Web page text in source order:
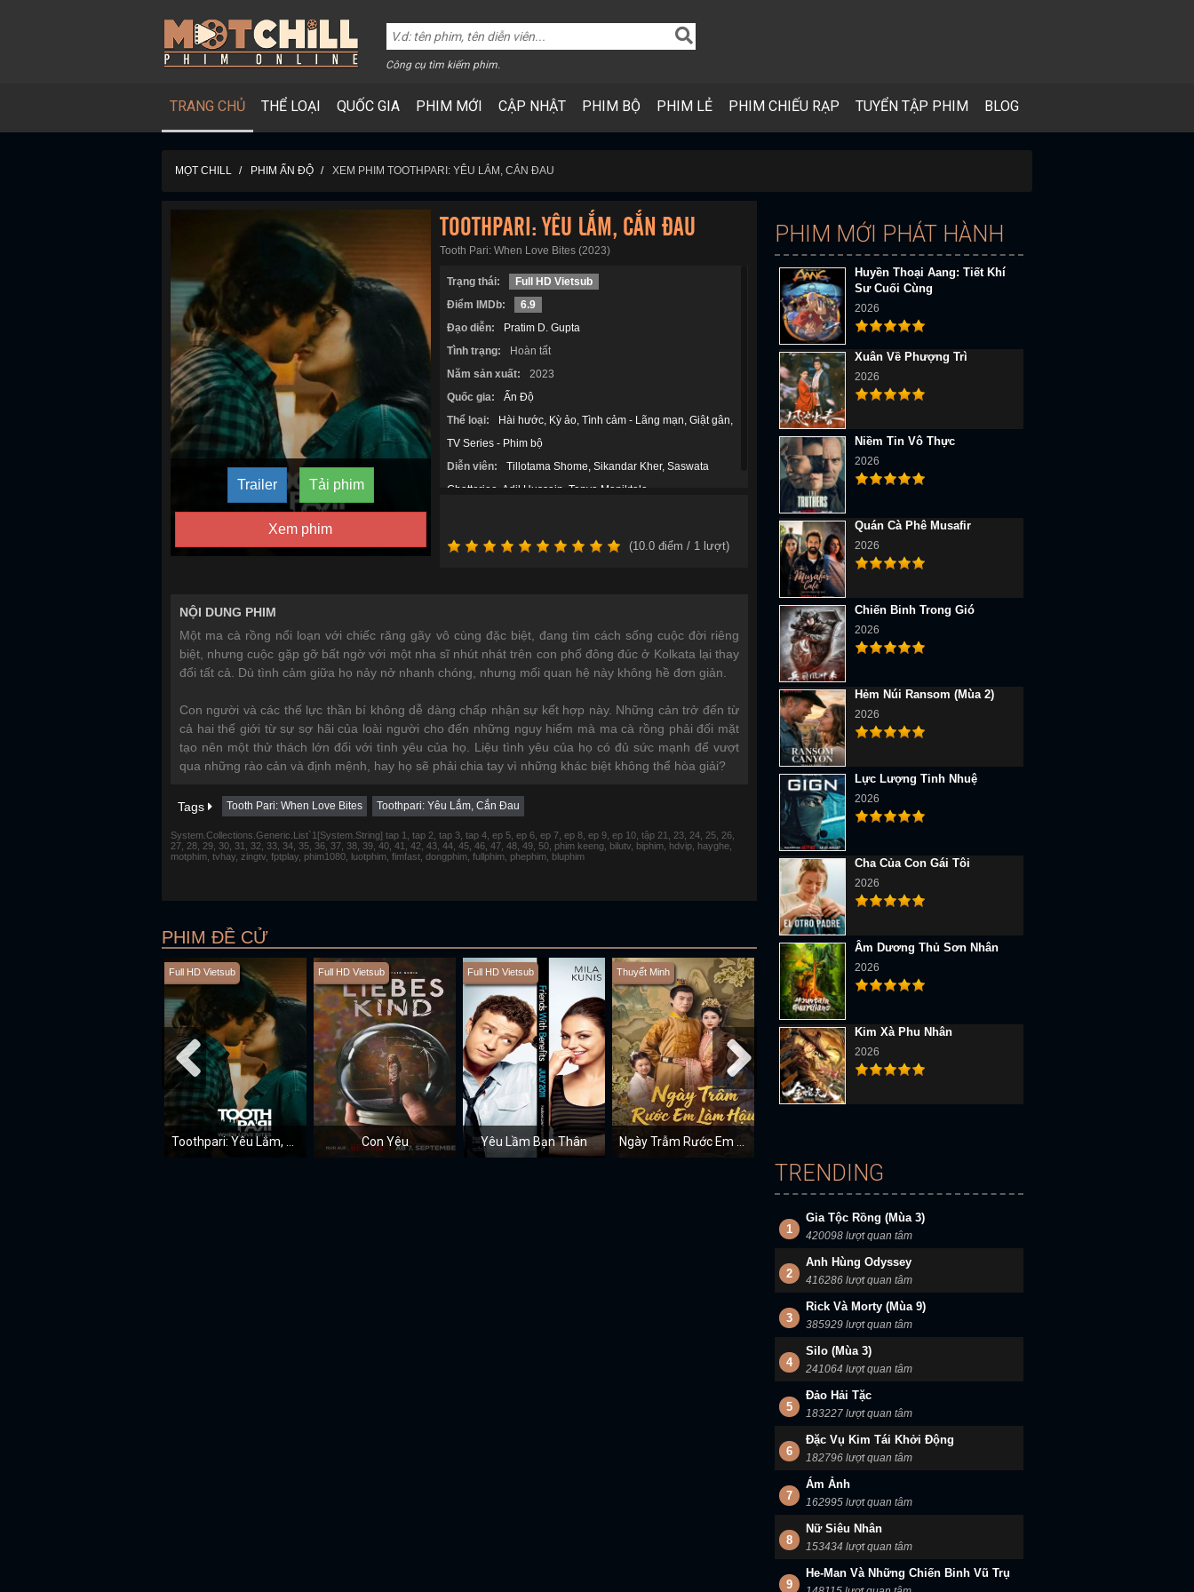
Công cụ tìm kiếm phim.
TRANG CHỦ THỂ LOẠI QUỐC GIA PHIM MỚI CẬP NHẬT PHIM BỘ PHIM LẺ PHIM CHIẾU RẠP TUYỂN TẬP PHIM BLOG
MỌT CHILL PHIM ẤN ĐỘ XEM PHIM TOOTHPARI: YÊU LẮM, CẮN ĐAU
Trailer Tải phim
Xem phim
TOOTHPARI: YÊU LẮM, CẮN ĐAU
Tooth Pari: When Love Bites (2023)
Trạng thái:
Full HD Vietsub
Điểm IMDb:
6.9
Đạo diễn:
Pratim D. Gupta
Tình trạng:
Hoàn tất
Năm sản xuất:
2023
Quốc gia:
Ấn Độ
Thể loại:
Hài hước Kỳ ảo Tình cảm - Lãng mạn Giật gân
TV Series - Phim bộ
Diễn viên:
Tillotama Shome Sikandar Kher Saswata
Chatterjee Adil Hussain Tanya Maniktala
(10.0điểm / 1lượt)
NỘI DUNG PHIM
Một ma cà rồng nổi loạn với chiếc răng gãy vô cùng đặc biệt, đang tìm cách sống cuộc đời riêng
biệt, nhưng cuộc gặp gỡ bất ngờ với một nha sĩ nhút nhát trên con phố đông đúc ở Kolkata lại thay
đổi tất cả. Dù tình cảm giữa họ nảy nở nhanh chóng, nhưng mối quan hệ này không hề đơn giản.
Con người và các thế lực thần bí không dễ dàng chấp nhận sự kết hợp này. Những cản trở đến từ
cả hai thế giới từ sự sợ hãi của loài người cho đến những nguy hiểm mà ma cà rồng phải đối mặt
tạo nên một thử thách lớn đối với tình yêu của họ. Liệu tình yêu của họ có đủ sức mạnh để vượt
qua những rào cản và định mệnh, hay họ sẽ phải chia tay vì những khác biệt không thể hòa giải?
Tags Tooth Pari: When Love Bites Toothpari: Yêu Lắm, Cắn Đau
System.Collections.Generic.List`1[System.String] tap 1, tap 2, tap 3, tap 4, ep 5, ep 6, ep 7, ep 8, ep 9, ep 10, tập 21, 23, 24, 25, 26,
27, 28, 29, 30, 31, 32, 33, 34, 35, 36, 37, 38, 39, 40, 41, 42, 43, 44, 45, 46, 47, 48, 49, 50, phim keeng, bilutv, biphim, hdvip, hayghe,
motphim, tvhay, zingtv, fptplay, phim1080, luotphim, fimfast, dongphim, fullphim, phephim, bluphim
PHIM ĐỀ CỬ
Full HD Vietsub Full HD Vietsub
Con Yêu
Full HD Vietsub
Yêu Lầm Bạn Thân
Thuyết Minh Thuyết Minh
PHIM MỚI PHÁT HÀNH
Huyền Thoại Aang: Tiết Khí
Sư Cuối Cùng
2026
Xuân Về Phượng Trì
2026
Niềm Tin Vô Thực
2026
Quán Cà Phê Musafir
2026
Chiến Binh Trong Gió
2026
Hẻm Núi Ransom (Mùa 2)
2026
Lực Lượng Tinh Nhuệ
2026
Cha Của Con Gái Tôi
2026
Âm Dương Thủ Sơn Nhân
2026
Kim Xà Phu Nhân
2026
TRENDING
1
Gia Tộc Rồng (Mùa 3)
420098 lượt quan tâm
2
Anh Hùng Odyssey
416286 lượt quan tâm
3
Rick Và Morty (Mùa 9)
385929 lượt quan tâm
4
Silo (Mùa 3)
241064 lượt quan tâm
5
Đảo Hải Tặc
183227 lượt quan tâm
6
Đặc Vụ Kim Tái Khởi Động
182796 lượt quan tâm
7
Ám Ảnh
162995 lượt quan tâm
8
Nữ Siêu Nhân
153434 lượt quan tâm
9
He-Man Và Những Chiến Binh Vũ Trụ